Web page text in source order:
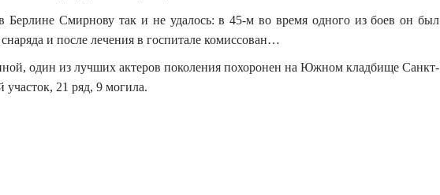
Берлине Смирнову так и не удалось: в 45-м во время одного из боев он был
и после лечения в госпитале комиссован…
один из лучших актеров поколения похоронен на Южном кладбище Санкт-
21 ряд, 9 могила.